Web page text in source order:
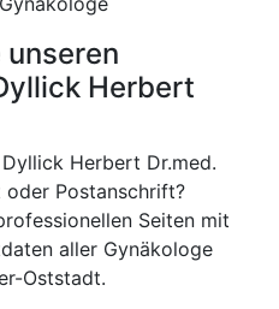
unseren
Herbert
Herbert Dr.med.
Postanschrift?
Seiten mit
aller Gynäkologe
Oststadt.